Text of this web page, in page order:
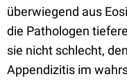
überwiegend aus
die Pathologen
sie nicht schlecht,
Appendizitis im